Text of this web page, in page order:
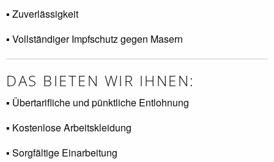
▪ Zuverlässigkeit
▪ Vollständiger Impfschutz gegen Masern
DAS BIETEN WIR IHNEN:
▪ Übertarifliche und pünktliche Entlohnung
▪ Kostenlose Arbeitskleidung
▪ Sorgfältige Einarbeitung